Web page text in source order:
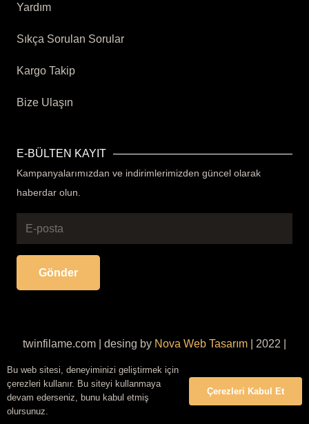
Yardım
Sıkça Sorulan Sorular
Kargo Takip
Bize Ulaşın
E-BÜLTEN KAYIT
Kampanyalarımızdan ve indirimlerimizden güncel olarak
haberdar olun.
Gönder
twinfilame.com | desing by Nova Web Tasarım | 2022 |
Bu web sitesi, deneyiminizi geliştirmek için
çerezleri kullanır. Bu siteyi kullanmaya
devam ederseniz, bunu kabul etmiş
olursunuz.
Çerezleri Kabul Et